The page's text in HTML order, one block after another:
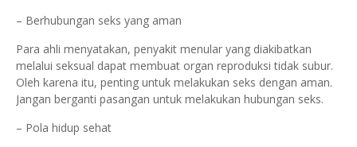
– Berhubungan seks yang aman
Para ahli menyatakan, penyakit menular yang diakibatkan
melalui seksual dapat membuat organ reproduksi tidak subur.
Oleh karena itu, penting untuk melakukan seks dengan aman.
Jangan berganti pasangan untuk melakukan hubungan seks.
– Pola hidup sehat